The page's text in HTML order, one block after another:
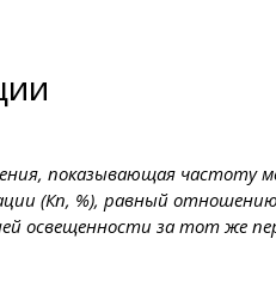
показывающая частоту
(Кп, %), равный
освещенности за тот же